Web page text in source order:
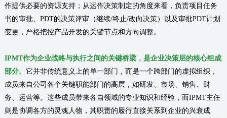
作提供必要的资源支持；从运作决策制定的角度来看，负责项目任务
书的审批、PDT的决策评审（继续/终止/改向决策）以及审批PDT计划
变更，严格把控产品开发的关键节点和方向调整。
IPMT作为企业战略与执行之间的关键桥梁，是企业决策层的核心组成
部分。 它并非传统意义上的单一部门，而是一个跨部门的虚拟组织，
成员来自公司各个关键职能部门的高层，如研发、市场、销售、财
务、运营等。这些成员带来各自领域的专业知识和经验，而IPMT主任
则是协调各方的灵魂人物，其职责的履行直接关系到企业的兴衰成